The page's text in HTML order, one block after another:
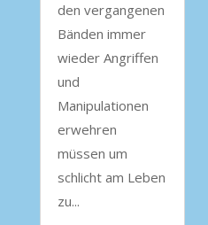
den vergangenen
Bänden immer
wieder Angriffen
und
Manipulationen
erwehren
müssen um
schlicht am Leben
zu...